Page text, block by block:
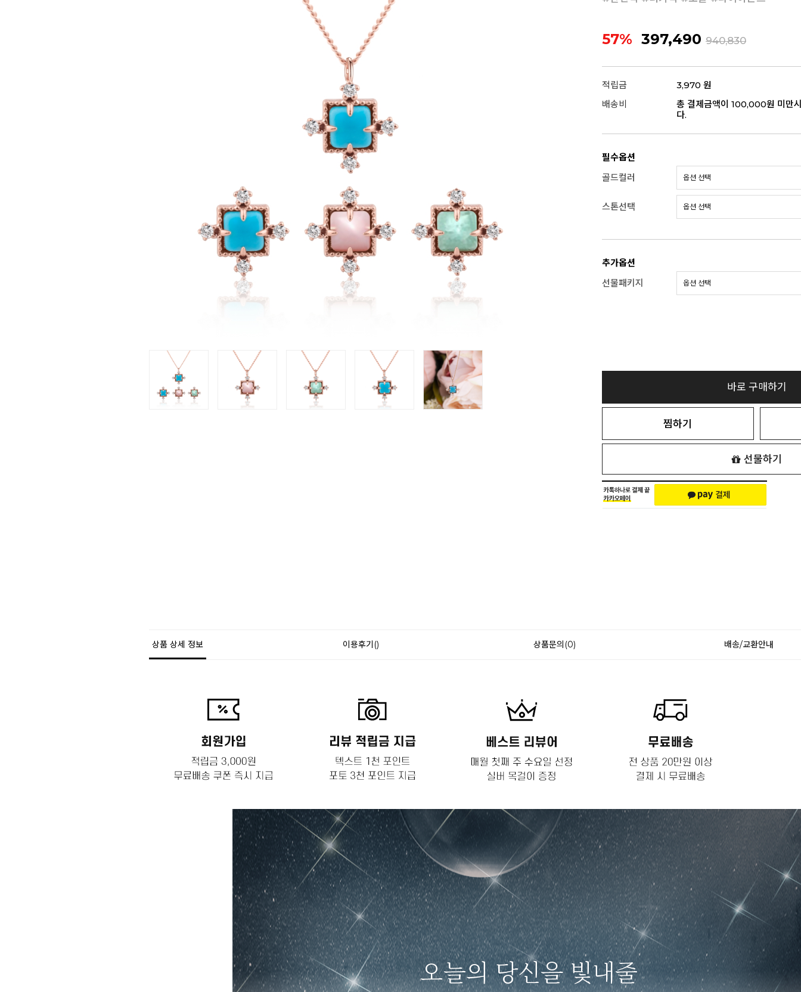
57% 397,490 940,830
적립금
3,970 원
배송비
총 결제금액이 100,000원 미만
다.
필수옵션
골드컬러
스톤선택
추가옵션
선물패키지
바로 구매하기
찜하기
선물하기
상품 상세 정보 이용후기() 상품문의(0) 배송/교환안내